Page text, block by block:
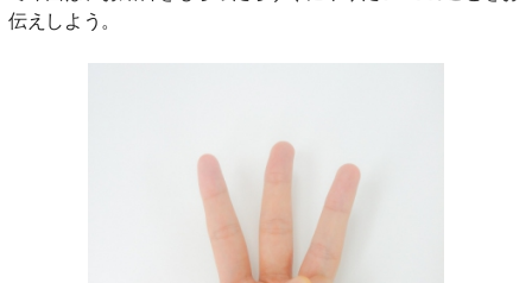
伝えしよう。